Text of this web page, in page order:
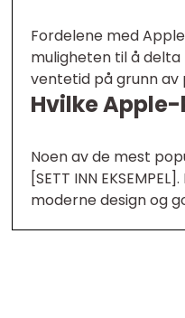
Fordelene med
muligheten til å
ventetid på grunn
Hvilke
Noen av de mest
[SETT INN
moderne design og